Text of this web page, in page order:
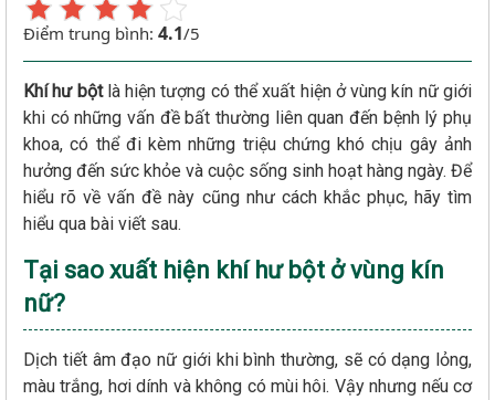
Điểm trung bình: 4.1/5
Khí hư bộtlà hiện tượng có thể xuất hiện ở vùng kín nữ giới
khi có những vấn đề bất thường liên quan đến bệnh lý phụ
khoa, có thể đi kèm những triệu chứng khó chịu gây ảnh
hưởng đến sức khỏe và cuộc sống sinh hoạt hàng ngày. Để
hiểu rõ về vấn đề này cũng như cách khắc phục, hãy tìm
hiểu qua bài viết sau.
Tại sao xuất hiện khí hư bột ở vùng kín
nữ?
Dịch tiết âm đạo nữ giới khi bình thường, sẽ có dạng lỏng,
màu trắng, hơi dính và không có mùi hôi. Vậy nhưng nếu cơ